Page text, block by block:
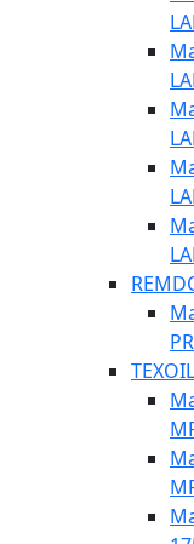
TEXOIL